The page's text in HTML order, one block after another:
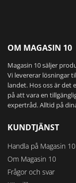
OM MAGASIN 10
Magasin 10 säljer
Vi levererar lösningar
landet. Hos oss är det
på att vara en
expertråd. Alltid på
KUNDTJÄNST
Handla på Magasin 10
Om Magasin 10
Frågor och svar